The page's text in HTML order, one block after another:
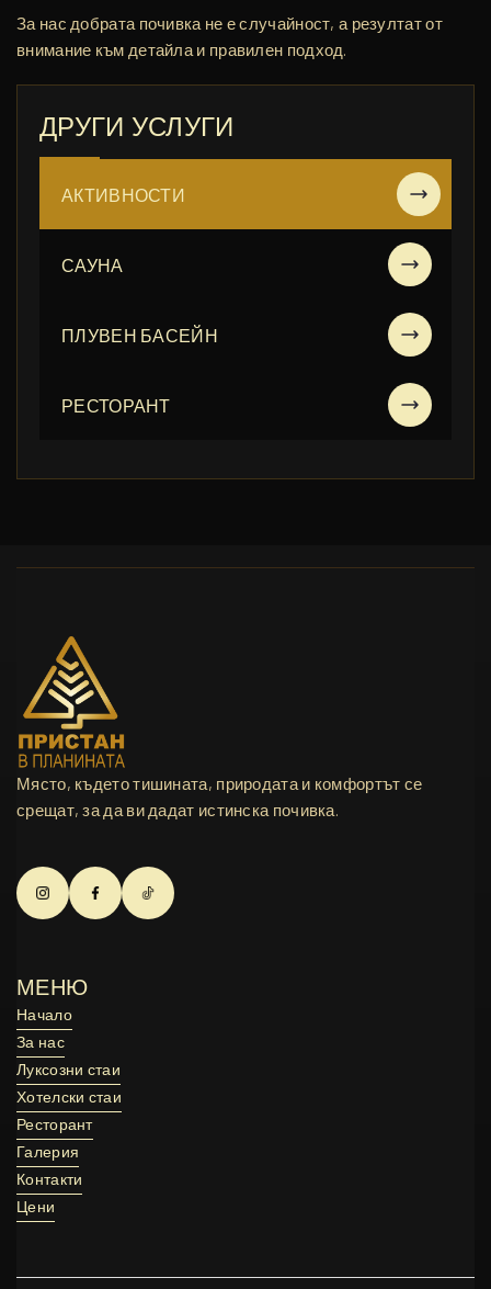
За нас добрата почивка не е случайност, а резултат от
внимание към детайла и правилен подход.
ДРУГИ УСЛУГИ
АКТИВНОСТИ
САУНА
ПЛУВЕН БАСЕЙН
РЕСТОРАНТ
Място, където тишината, природата и комфортът се
срещат, за да ви дадат истинска почивка.
МЕНЮ
Начало
Начало
За нас
За нас
Луксозни стаи
Луксозни стаи
Хотелски стаи
Хотелски стаи
Ресторант
Ресторант
Галерия
Галерия
Контакти
Контакти
Цени